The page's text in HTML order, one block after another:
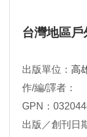
台灣地區
出版單位： 高
作/編/譯者：
GPN：
出版／創刊日